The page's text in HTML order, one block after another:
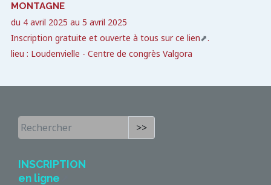
>>
INSCRIPTION
en ligne
MONTAGNE
du 4 avril 2025 au 5 avril 2025
Inscription gratuite et ouverte à tous surce lien
.
lieu : Loudenvielle - Centre de congrès Valgora